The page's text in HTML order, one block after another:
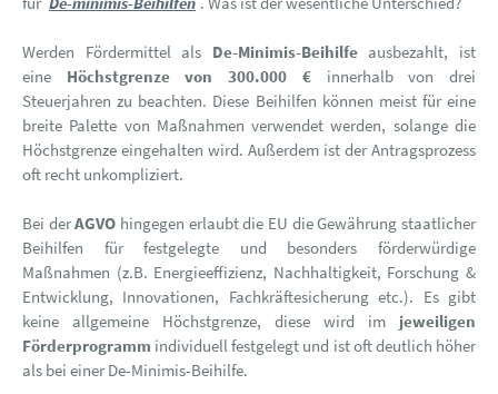
Werden Fördermittel als De-Minimis-Beihilfeausbezahlt, ist
eine Höchstgrenze von 300.000 €innerhalb von drei
Steuerjahren zu beachten. Diese Beihilfen können meist für eine
breite Palette von Maßnahmen verwendet werden, solange die
Höchstgrenze eingehalten wird. Außerdem ist der Antragsprozess
oft recht unkompliziert.
Bei derAGVO hingegen erlaubt die EU die Gewährung staatlicher
Beihilfen für festgelegte und besonders förderwürdige
Maßnahmen (z.B. Energieeffizienz, Nachhaltigkeit, Forschung &
Entwicklung, Innovationen, Fachkräftesicherung etc.). Es gibt
keine allgemeine Höchstgrenze, diese wird im jeweiligen
Förderprogramm individuell festgelegt und ist oft deutlich höher
als bei einer De-Minimis-Beihilfe.